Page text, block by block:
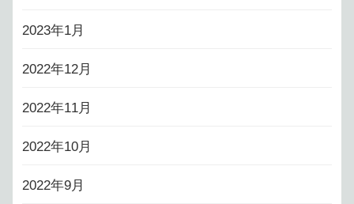
2023年1月
2022年12月
2022年11月
2022年10月
2022年9月